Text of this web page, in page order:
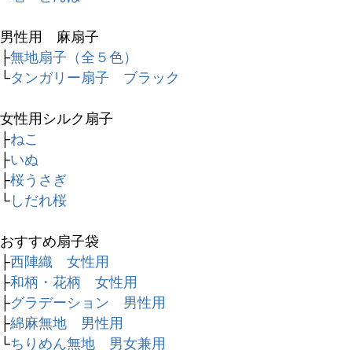
男性用 麻扇子
├無地扇子（全５色）
└タンガリー扇子 ブラック
女性用シルク扇子
├ねこ
├いぬ
├桜うさぎ
└ しだれ桜
おすすめ扇子袋
├西陣織 女性用
├和柄・花柄 女性用
├グラデーション 男性用
├綿麻無地 男性用
└ちりめん無地 男女兼用
キーワード
価格
商品タグ
限定
再入荷
在庫なし商品
在庫なし商品を表示しない
商品番号/JANコード